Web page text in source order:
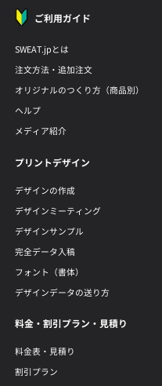
ご利用ガイド
SWEAT.jpとは
注文方法・追加注文
オリジナルのつくり方（商品別）
ヘルプ
メディア紹介
プリントデザイン
デザインの作成
デザインミーティング
デザインサンプル
完全データ入稿
フォント（書体）
デザインデータの送り方
料金・割引プラン・見積り
料金表・見積り
割引プラン